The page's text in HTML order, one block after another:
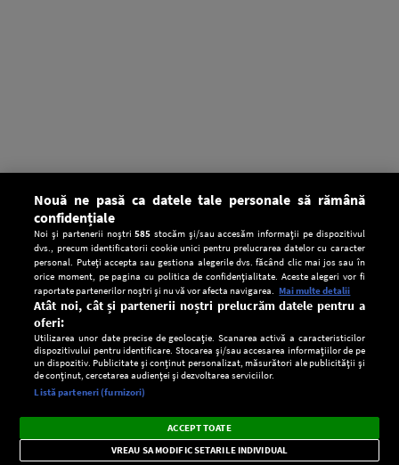
CONFIDENŢIALITATE
Setări:
Dark
Mode
Radio live, podcasturi, știri și alerte
importante.
×
Nouă ne pasă ca datele tale personale să rămână
confidențiale
Noi și partenerii noștri585 stocăm și/sau accesăm informații pe dispozitivul
dvs., precum identificatorii cookie unici pentru prelucrarea datelor cu caracter
personal. Puteți accepta sau gestiona alegerile dvs. făcând clic mai jos sau în
orice moment, pe pagina cu politica de confidențialitate. Aceste alegeri vor fi
raportate partenerilor noștri și nu vă vor afecta navigarea. Mai multe detalii
Atât noi, cât și partenerii noștri prelucrăm datele pentru a
oferi:
Utilizarea unor date precise de geolocație. Scanarea activă a caracteristicilor
dispozitivului pentru identificare. Stocarea și/sau accesarea informațiilor de pe
un dispozitiv. Publicitate și conținut personalizat, măsurători ale publicității și
de conținut, cercetarea audienței și dezvoltarea serviciilor.
Listă parteneri (furnizori)
ACCEPT TOATE
VREAU SA MODIFIC SETARILE INDIVIDUAL